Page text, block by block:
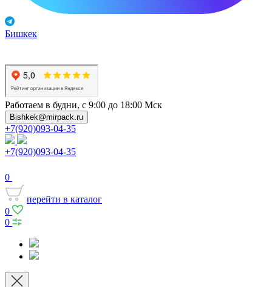
Бишкек
Работаем в будни, с 9:00 до 18:00 Мск
Bishkek@mirpack.ru
+7(920)093-04-35
+7(920)093-04-35
0
перейти в каталог
0
0